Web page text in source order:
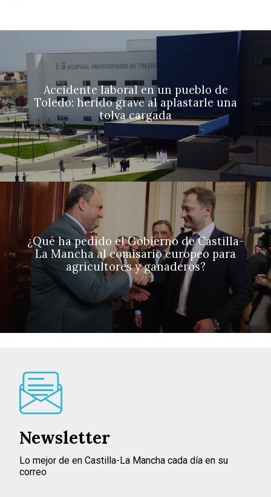
Accidente laboral en un pueblo de
Toledo: herido grave al aplastarle una
tolva cargada
¿Qué ha pedido el Gobierno de Castilla-
La Mancha al comisario europeo para
agricultores y ganaderos?
Newsletter
Lo mejor de en Castilla-La Mancha cada día en su
correo